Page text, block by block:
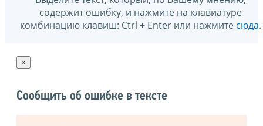
содержит ошибку, и нажмите на клавиатуре
комбинацию клавиш: Ctrl + Enter или нажмите сюда.
×
Сообщить об ошибке в тексте